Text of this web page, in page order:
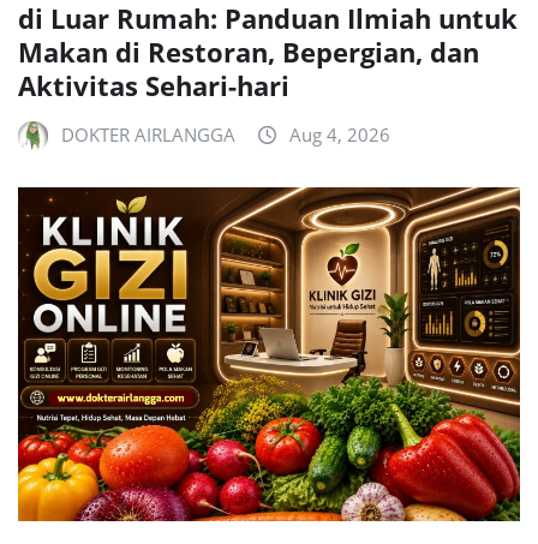
di Luar Rumah: Panduan Ilmiah untuk
Makan di Restoran, Bepergian, dan
Aktivitas Sehari-hari
DOKTER AIRLANGGA Aug 4, 2026